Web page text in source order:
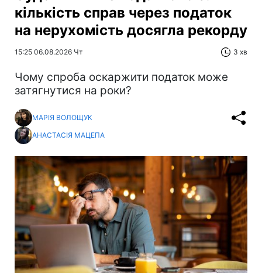
кількість справ через податок
на нерухомість досягла рекорду
15:25 06.08.2026 Чт 3 хв
Чому спроба оскаржити податок може
затягнутися на роки?
МАРІЯ ВОЛОЩУК
АНАСТАСІЯ МАЦЕПА